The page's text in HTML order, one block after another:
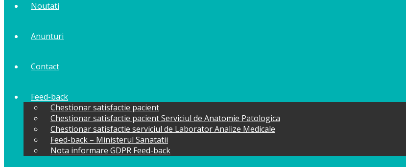
Noutati
Anunturi
Contact
Feed-back
Chestionar satisfactie pacient
Chestionar satisfactie pacient Serviciul de Anatomie Patologica
Chestionar satisfactie serviciul de Laborator Analize Medicale
Feed-back – Ministerul Sanatatii
Nota informare GDPR Feed-back